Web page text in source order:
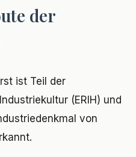
der
ist Teil der
(ERIH) und
von